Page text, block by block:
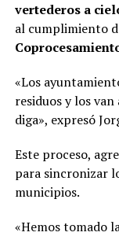
vertederos a
al cumplimiento
«Los
residuos y los
diga», expresó
Este proceso,
para sincronizar
municipios.
«Hemos tomado